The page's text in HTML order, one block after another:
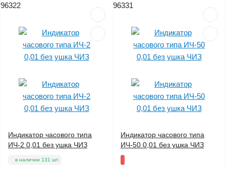
96322
Индикатор часового типа
ИЧ-2 0,01 без ушка ЧИЗ
в наличии 131 шт.
96331
Индикатор часового типа
ИЧ-50 0,01 без ушка ЧИЗ